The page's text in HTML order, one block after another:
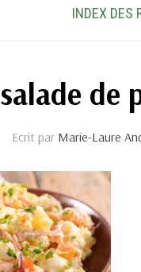
INDEX DES
salade de
Ecrit par Marie-Laure